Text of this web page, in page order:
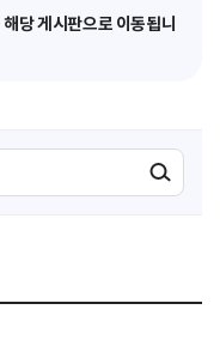
당 게시판으로 이동됩니
검색실행